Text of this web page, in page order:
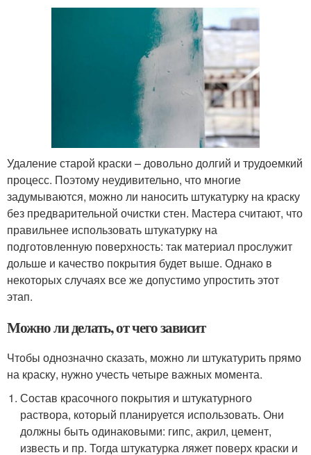
Удаление старой краски – довольно долгий и трудоемкий
процесс. Поэтому неудивительно, что многие
задумываются, можно ли наносить штукатурку на краску
без предварительной очистки стен. Мастера считают, что
правильнее использовать штукатурку на
подготовленную поверхность: так материал прослужит
дольше и качество покрытия будет выше. Однако в
некоторых случаях все же допустимо упростить этот
этап.
Можно ли делать, от чего зависит
Чтобы однозначно сказать, можно ли штукатурить прямо
на краску, нужно учесть четыре важных момента.
Состав красочного покрытия и штукатурного
раствора, который планируется использовать. Они
должны быть одинаковыми: гипс, акрил, цемент,
известь и пр. Тогда штукатурка ляжет поверх краски и